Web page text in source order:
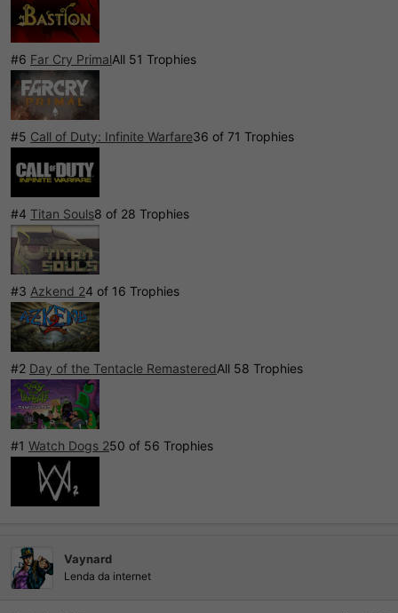
#6 Far Cry PrimalAll 51 Trophies
#5 Call of Duty: Infinite Warfare36 of 71 Trophies
#4 Titan Souls8 of 28 Trophies
#3 Azkend 24 of 16 Trophies
#2 Day of the Tentacle RemasteredAll 58 Trophies
#1 Watch Dogs 250 of 56 Trophies
Vaynard
Lenda da internet